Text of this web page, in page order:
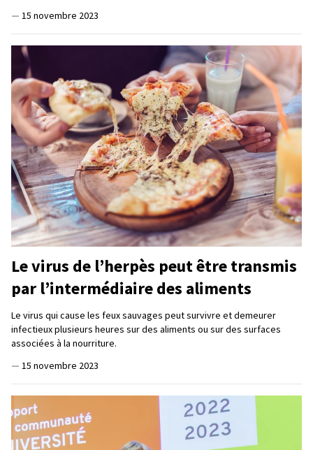
— 15 novembre 2023
Le virus de l’herpès peut être transmis
par l’intermédiaire des aliments
Le virus qui cause les feux sauvages peut survivre et demeurer
infectieux plusieurs heures sur des aliments ou sur des surfaces
associées à la nourriture.
— 15 novembre 2023